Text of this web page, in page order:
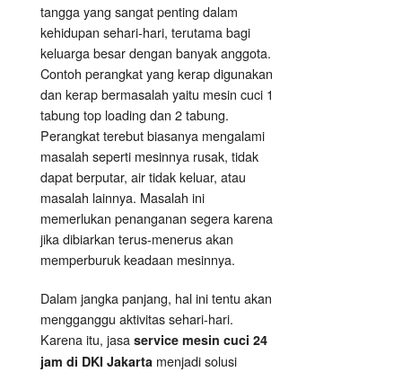
tangga yang sangat penting dalam
kehidupan sehari-hari, terutama bagi
keluarga besar dengan banyak anggota.
Contoh perangkat yang kerap digunakan
dan kerap bermasalah yaitu mesin cuci 1
tabung top loading dan 2 tabung.
Perangkat terebut biasanya mengalami
masalah seperti mesinnya rusak, tidak
dapat berputar, air tidak keluar, atau
masalah lainnya. Masalah ini
memerlukan penanganan segera karena
jika dibiarkan terus-menerus akan
memperburuk keadaan mesinnya.
Dalam jangka panjang, hal ini tentu akan
mengganggu aktivitas sehari-hari.
Karena itu, jasa service mesin cuci 24
jam di DKI Jakarta menjadi solusi